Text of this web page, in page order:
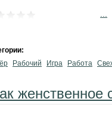
Рабочий Игра Работа
женственное